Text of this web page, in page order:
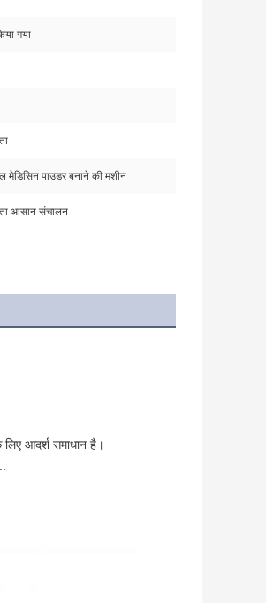
गया
मेडिसिन पाउडर बनाने की मशीन
आसान संचालन
आदर्श समाधान है।